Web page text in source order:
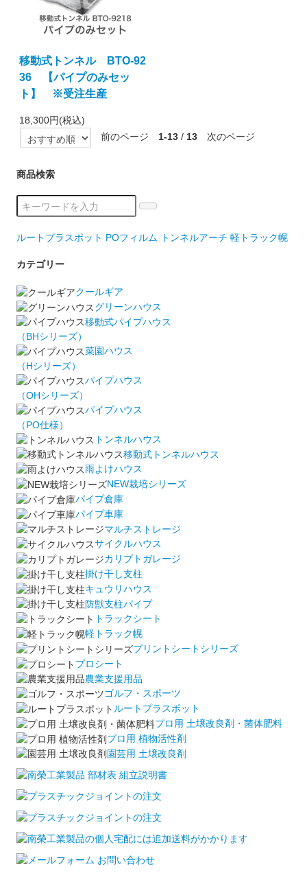
移動式トンネル BTO-92
36 【パイプのみセッ
ト】 ※受注生産
18,300円(税込)
前のページ
1-13/13 次のページ
商品検索
ルートプラスポット POフィルム トンネルアーチ 軽トラック幌
カテゴリー
クールギア
グリーンハウス
移動式パイプハウス
（BHシリーズ）
菜園ハウス
（Hシリーズ）
パイプハウス
（OHシリーズ）
パイプハウス
（PO仕様）
トンネルハウス
移動式トンネルハウス
雨よけハウス
NEW栽培シリーズ
パイプ倉庫
パイプ車庫
マルチストレージ
サイクルハウス
カリプトガレージ
掛け干し支柱
キュウリハウス
防獣支柱パイプ
トラックシート
軽トラック幌
プリントシートシリーズ
プロシート
農業支援用品
ゴルフ・スポーツ
ルートプラスポット
プロ用 土壌改良剤・菌体肥料
プロ用 植物活性剤
園芸用 土壌改良剤